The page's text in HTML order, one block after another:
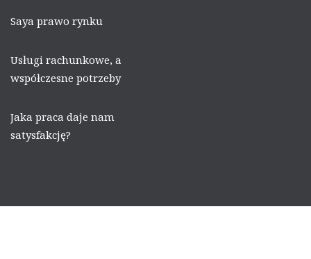
Saya prawo rynku
Usługi rachunkowe, a
współczesne potrzeby
Jaka praca daje nam
satysfakcję?